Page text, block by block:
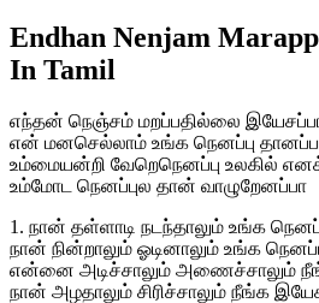
Endhan Nenjam
In Tamil
எந்தன் நெஞ்சம் மறப்பதில்லை
என் மனசெல்லாம் உங்க நெனப்பு
உம்மையன்றி வேறெநெனப்பு உலகில்
உம்மோட நெனப்புல தான் வாழுறேனப்பா
1. நான் தள்ளாடி நடந்தாலும் உங்க
நான் நின்றாலும் ஓடினாலும் உங்க
என்னை அடிச்சாலும் அணைச்சாலும்
நான் அழதாலும் சிரிச்சாலும் நீங்க